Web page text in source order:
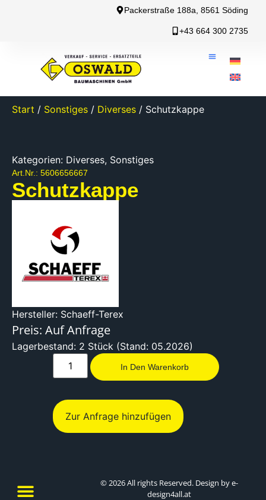
+43 664 300 2735
Packerstraße 188a, 8561 Söding
Start / Sonstiges / Diverses / Schutzkappe
Kategorien: Diverses, Sonstiges
Art.Nr.: 5606656667
Schutzkappe
Hersteller: Schaeff-Terex
Preis: Auf Anfrage
Lagerbestand: 2 Stück (Stand: 05.2026)
In Den Warenkorb
Zur Anfrage hinzufügen
© 2026 All rights Reserved. Design by e-
design4all.at